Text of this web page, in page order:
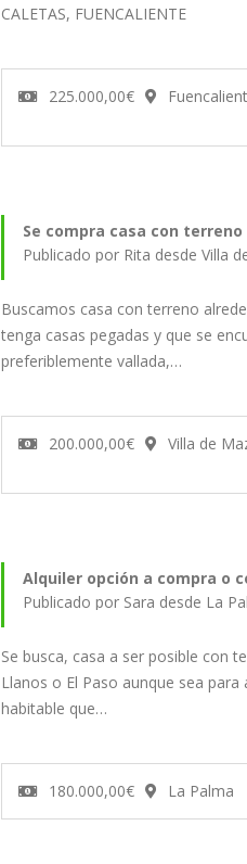
CALETAS, FUENCALIENTE
225.000,00€
Se compra casa con terreno
Publicado por Rita desde Villa
Buscamos casa con terreno
tenga casas pegadas y que se
preferiblemente vallada,…
200.000,00€
Villa de
Alquiler opción a compra o
Publicado por Sara desde La
Se busca, casa a ser posible con
Llanos o El Paso aunque sea para
habitable que…
180.000,00€ La Palma